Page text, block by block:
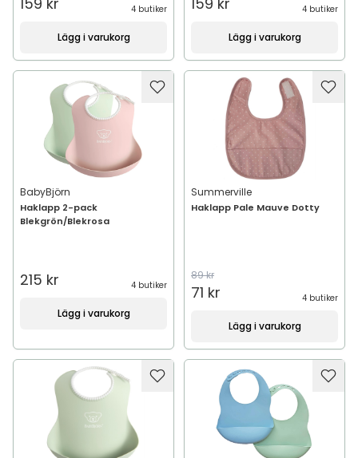
4 butiker
Lägg i varukorg
4 butiker
Lägg i varukorg
BabyBjörn
Haklapp 2-pack
Blekgrön/Blekrosa
215 kr 4 butiker
Lägg i varukorg
Summerville
Haklapp Pale Mauve Dotty
89 kr
71 kr 4 butiker
Lägg i varukorg